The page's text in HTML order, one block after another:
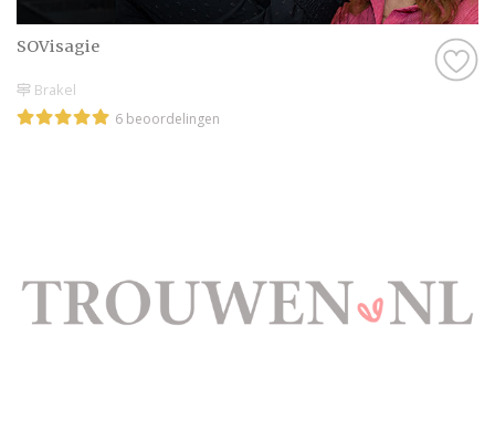
SOVisagie
Brakel
6 beoordelingen